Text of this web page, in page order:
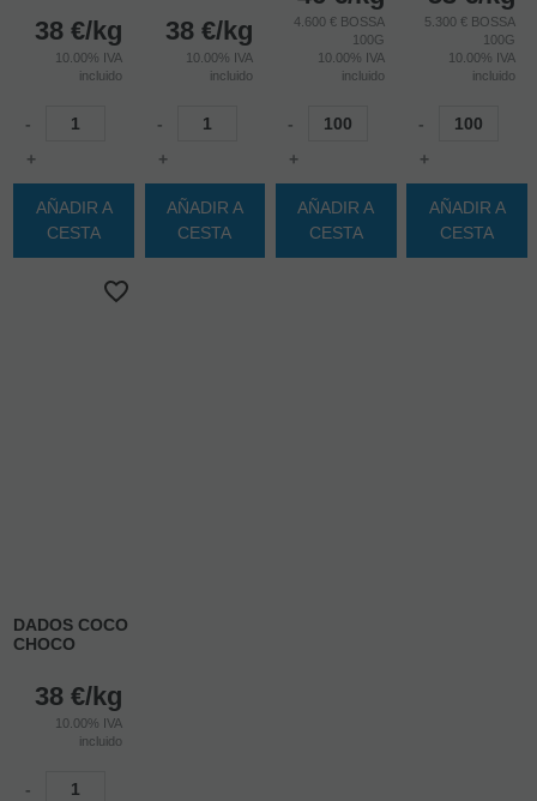
38 €/kg
10.00% IVA
incluido
-
+
AÑADIR A
CESTA
38 €/kg
10.00% IVA
incluido
-
+
AÑADIR A
CESTA
4.600 € BOSSA
100G
10.00% IVA
incluido
-
+
AÑADIR A
CESTA
5.300 € BOSSA
100G
10.00% IVA
incluido
-
+
AÑADIR A
CESTA
DADOS COCO
CHOCO
38 €/kg
10.00% IVA
incluido
-